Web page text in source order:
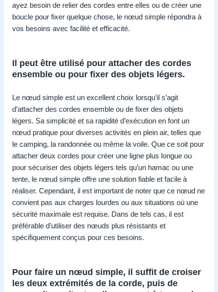
ayez besoin de relier des cordes entre elles ou de créer une
boucle pour fixer quelque chose, le nœud simple répondra à
vos besoins avec facilité et efficacité.
Il peut être utilisé pour attacher des cordes
ensemble ou pour fixer des objets légers.
Le nœud simple est un excellent choix lorsqu’il s’agit
d’attacher des cordes ensemble ou de fixer des objets
légers. Sa simplicité et sa rapidité d’exécution en font un
nœud pratique pour diverses activités en plein air, telles que
le camping, la randonnée ou même la voile. Que ce soit pour
attacher deux cordes pour créer une ligne plus longue ou
pour sécuriser des objets légers tels qu’un hamac ou une
tente, le nœud simple offre une solution fiable et facile à
réaliser. Cependant, il est important de noter que ce nœud ne
convient pas aux charges lourdes ou aux situations où une
sécurité maximale est requise. Dans de tels cas, il est
préférable d’utiliser des nœuds plus résistants et
spécifiquement conçus pour ces besoins.
Pour faire un nœud simple, il suffit de croiser
les deux extrémités de la corde, puis de